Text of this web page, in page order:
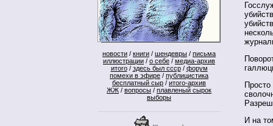
новости / книги / шендевры / письма
иллюстрации / о себе / медиа-архив
итого/ здесь был ссср/ форум
помехи в эфире / публицистика
бесплатный сыр / итого-архив
ЖЖ / вопросы / плавленый сырок
выборы
И на